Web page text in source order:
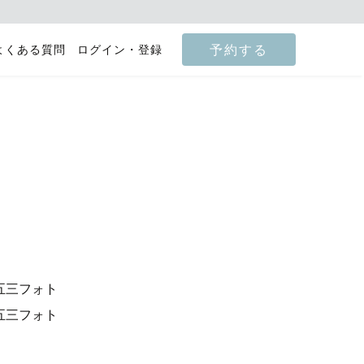
くある質問 ログイン・登録 予約する